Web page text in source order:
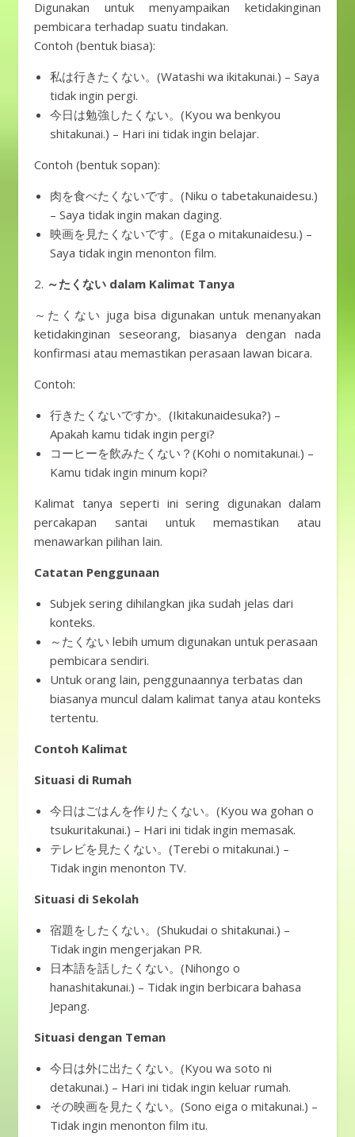
Digunakan untuk menyampaikan ketidakinginan
pembicara terhadap suatu tindakan.
Contoh (bentuk biasa):
私は行きたくない。(Watashi wa ikitakunai.) – Saya
tidak ingin pergi.
今日は勉強したくない。(Kyou wa benkyou
shitakunai.) – Hari ini tidak ingin belajar.
Contoh (bentuk sopan):
肉を食べたくないです。(Niku o tabetakunaidesu.)
– Saya tidak ingin makan daging.
映画を見たくないです。(Ega o mitakunaidesu.) –
Saya tidak ingin menonton film.
2. ～たくない dalam Kalimat Tanya
～たくない juga bisa digunakan untuk menanyakan
ketidakinginan seseorang, biasanya dengan nada
konfirmasi atau memastikan perasaan lawan bicara.
Contoh:
行きたくないですか。(Ikitakunaidesuka?) –
Apakah kamu tidak ingin pergi?
コーヒーを飲みたくない？(Kohi o nomitakunai.) –
Kamu tidak ingin minum kopi?
Kalimat tanya seperti ini sering digunakan dalam
percakapan santai untuk memastikan atau
menawarkan pilihan lain.
Catatan Penggunaan
Subjek sering dihilangkan jika sudah jelas dari
konteks.
～たくない lebih umum digunakan untuk perasaan
pembicara sendiri.
Untuk orang lain, penggunaannya terbatas dan
biasanya muncul dalam kalimat tanya atau konteks
tertentu.
Contoh Kalimat
Situasi di Rumah
今日はごはんを作りたくない。(Kyou wa gohan o
tsukuritakunai.) – Hari ini tidak ingin memasak.
テレビを見たくない。(Terebi o mitakunai.) –
Tidak ingin menonton TV.
Situasi di Sekolah
宿題をしたくない。(Shukudai o shitakunai.) –
Tidak ingin mengerjakan PR.
日本語を話したくない。(Nihongo o
hanashitakunai.) – Tidak ingin berbicara bahasa
Jepang.
Situasi dengan Teman
今日は外に出たくない。(Kyou wa soto ni
detakunai.) – Hari ini tidak ingin keluar rumah.
その映画を見たくない。(Sono eiga o mitakunai.) –
Tidak ingin menonton film itu.